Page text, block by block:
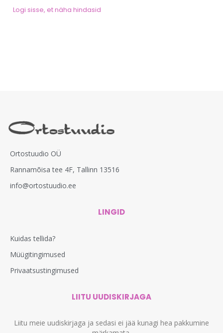
Logi sisse, et näha hindasid
Ortostuudio OÜ
Rannamõisa tee 4F, Tallinn 13516
info@ortostuudio.ee
LINGID
Kuidas tellida?
Müügitingimused
Privaatsustingimused
LIITU UUDISKIRJAGA
Liitu meie uudiskirjaga ja sedasi ei jää kunagi hea pakkumine